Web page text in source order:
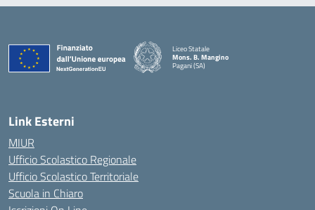
Liceo Statale
Mons. B. Mangino
Pagani (SA)
— Visita la pagina iniziale della scuola
Link Esterni
MIUR
Ufficio Scolastico Regionale
Ufficio Scolastico Territoriale
Scuola in Chiaro